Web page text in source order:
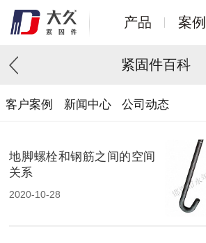
产品 案例
紧固件百科
客户案例 新闻中心 公司动态
地脚螺栓和钢筋之间的空间
关系
2020-10-28